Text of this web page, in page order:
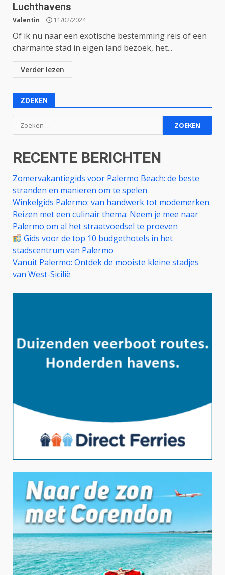
Luchthavens
Valentin 11/02/2024
Of ik nu naar een exotische bestemming reis of een
charmante stad in eigen land bezoek, het...
Verder lezen
ZOEKEN
Zoeken
naar:
RECENTE BERICHTEN
Zomervakantiegids voor Palermo Beach: de beste
stranden en manieren om te spelen
Winkelgids Palermo: van handwerk tot modemerken
Reizen met een culinair thema: Neem je mee naar
Palermo om al het straatvoedsel te proeven
Gids voor de top 10 budgethotels in het
stadscentrum van Palermo
Vanuit Palermo: Ontdek de mooiste kleine stadjes
van West-Sicilië